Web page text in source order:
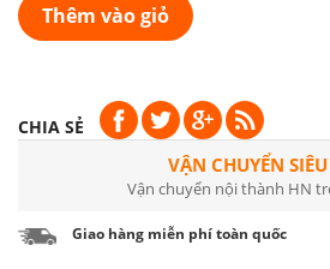
Thêm vào giỏ
CHIA SẺ
VẬN CHUYỂN
Vận chuyển nội thành HN
Giao hàng miễn phí toàn quốc